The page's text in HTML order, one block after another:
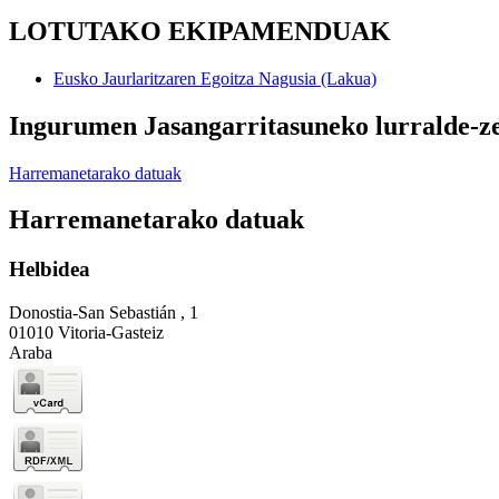
LOTUTAKO EKIPAMENDUAK
Eusko Jaurlaritzaren Egoitza Nagusia (Lakua)
Ingurumen Jasangarritasuneko lurralde-
Harremanetarako datuak
Harremanetarako datuak
Helbidea
Donostia-San Sebastián , 1
01010 Vitoria-Gasteiz
Araba